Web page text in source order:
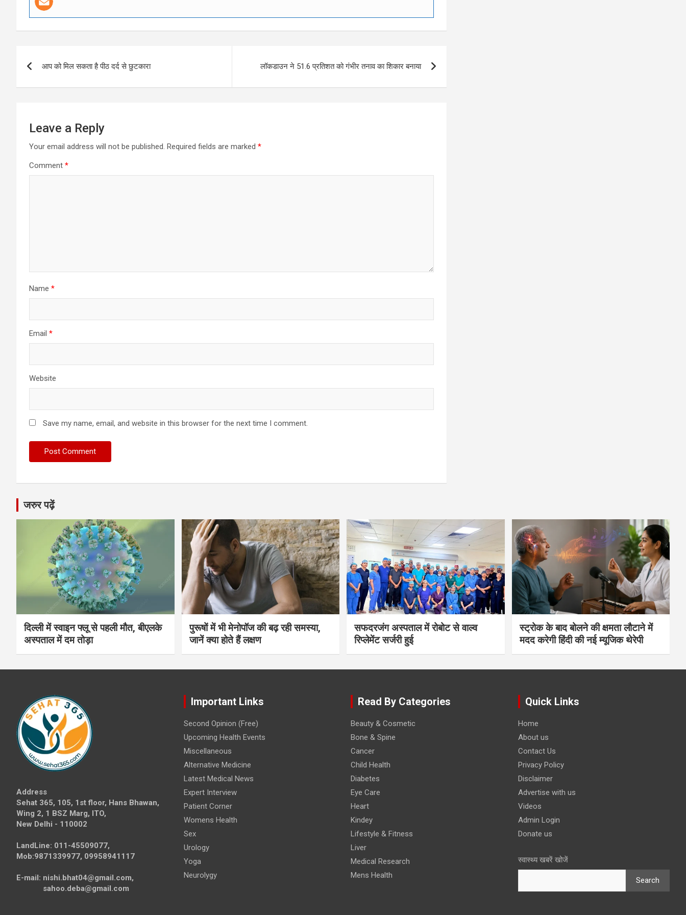
navigation
आप को मिल सकता है पीठ दर्द से छुटकारा लॉकडाउन ने 51.6 प्रतिशत को गंभीर तनाव का शिकार बनाया
Leave a Reply
Your email address will not be published. Required fields are marked *
Comment *
Name *
Email *
Website
Save my name, email, and website in this browser for the next time I comment.
जरुर पढ़ें
दिल्ली में स्वाइन फ्लू से पहली मौत, बीएलके
अस्पताल में दम तोड़ा
पुरूषों में भी मेनोपॉज की बढ़ रही समस्या,
जानें क्या होते हैं लक्षण
सफदरजंग अस्पताल में रोबोट से वाल्व
रिप्लेमेंट सर्जरी हुई
स्ट्रोक के बाद बोलने की क्षमता लौटाने में
मदद करेगी हिंदी की नई म्यूजिक थेरेपी
Address
Sehat 365, 105, 1st floor, Hans Bhawan,
Wing 2, 1 BSZ Marg, ITO,
New Delhi - 110002
LandLine: 011-45509077,
Mob:9871339977, 09958941117
E-mail: nishi.bhat04@gmail.com,
sahoo.deba@gmail.com
Important Links
Second Opinion (Free)
Upcoming Health Events
Miscellaneous
Alternative Medicine
Latest Medical News
Expert Interview
Patient Corner
Womens Health
Sex
Urology
Yoga
Neurolygy
Read By Categories
Beauty & Cosmetic
Bone & Spine
Cancer
Child Health
Diabetes
Eye Care
Heart
Kindey
Lifestyle & Fitness
Liver
Medical Research
Mens Health
Quick Links
Home
About us
Contact Us
Privacy Policy
Disclaimer
Advertise with us
Videos
Admin Login
Donate us
स्वास्थ्य खबरें खोजें
Search